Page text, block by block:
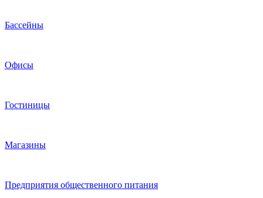
Бассейны
Офисы
Гостиницы
Магазины
Предприятия общественного питания